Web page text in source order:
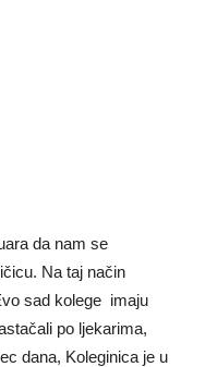
da nam se
Na taj način
sad kolege imaju
po ljekarima,
dana, Koleginica je u